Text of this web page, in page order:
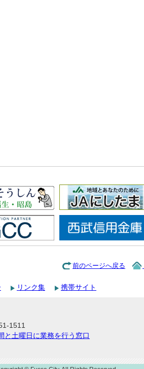
前のページへ戻る
リンク集 携帯サイト
1511
と土曜日に業務を行う窓口